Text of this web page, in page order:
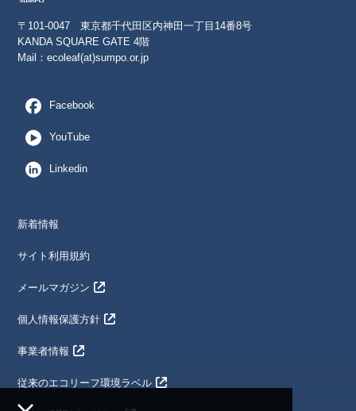
〒101-0047 東京都千代田区内神田一丁目14番8号
KANDA SQUARE GATE 4階
Mail：ecoleaf(at)sumpo.or.jp
Facebook
YouTube
Linkedin
新着情報
サイト利用規約
メールマガジン
個人情報保護方針
事業者情報
従来のエコリーフ環境ラベル